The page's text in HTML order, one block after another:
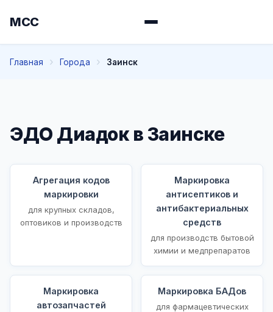
МСС
Главная Города Заинск
ЭДО Диадок в Заинске
Агрегация кодов
маркировки
для крупных складов,
оптовиков и производств
Маркировка
антисептиков и
антибактериальных
средств
для производств бытовой
химии и медпрепаратов
Маркировка
автозапчастей
Маркировка БАДов
для фармацевтических